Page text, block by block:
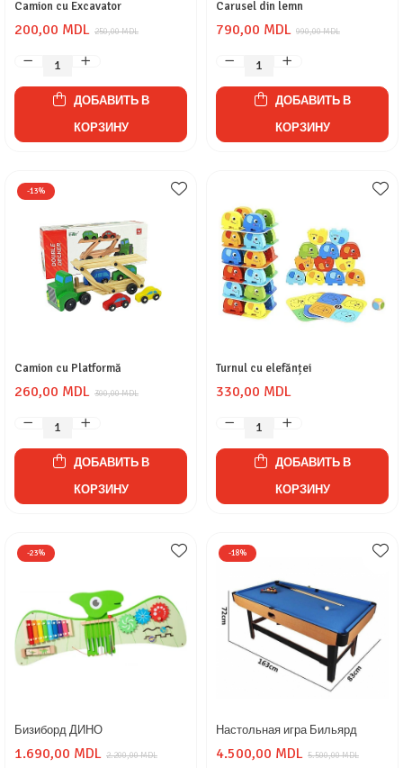
Camion cu Excavator
250,00 MDL
200,00 MDL
ДОБАВИТЬ В
КОРЗИНУ
Carusel din lemn
990,00 MDL
790,00 MDL
ДОБАВИТЬ В
КОРЗИНУ
-13%
Camion cu Platformă
300,00 MDL
260,00 MDL
ДОБАВИТЬ В
КОРЗИНУ
Turnul cu elefănței
330,00 MDL
ДОБАВИТЬ В
КОРЗИНУ
-23%
Бизиборд ДИНО
2.200,00 MDL
1.690,00 MDL
-18%
Настольная игра Бильярд
5.500,00 MDL
4.500,00 MDL